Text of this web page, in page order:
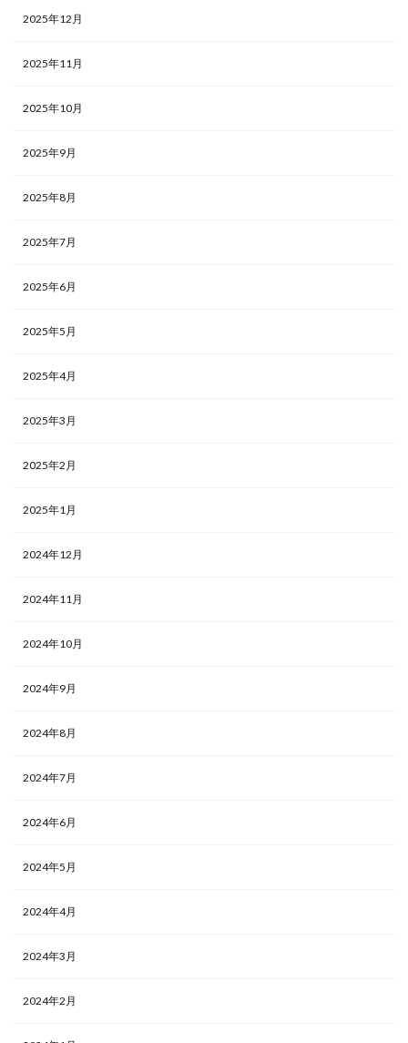
2025年12月
2025年11月
2025年10月
2025年9月
2025年8月
2025年7月
2025年6月
2025年5月
2025年4月
2025年3月
2025年2月
2025年1月
2024年12月
2024年11月
2024年10月
2024年9月
2024年8月
2024年7月
2024年6月
2024年5月
2024年4月
2024年3月
2024年2月